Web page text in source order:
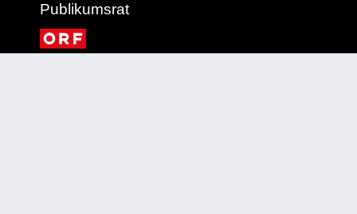
Publikumsrat